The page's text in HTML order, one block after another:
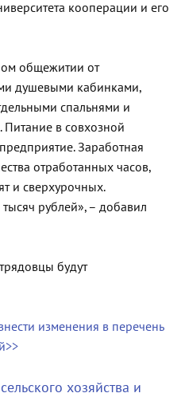
кооперации и его
общежитии от
душевыми кабинками,
спальнями и
Питание в совхозной
Заработная
отработанных часов,
и сверхурочных.
рублей», – добавил
будут
изменения в перечень
хозяйства и